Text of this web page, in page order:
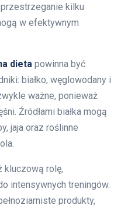
kilku
w efektywnym
dieta powinna być
białko, węglowodany i
ważne, ponieważ
Źródłami białka mogą
jaja oraz roślinne
kluczową rolę,
intensywnych treningów.
produkty,